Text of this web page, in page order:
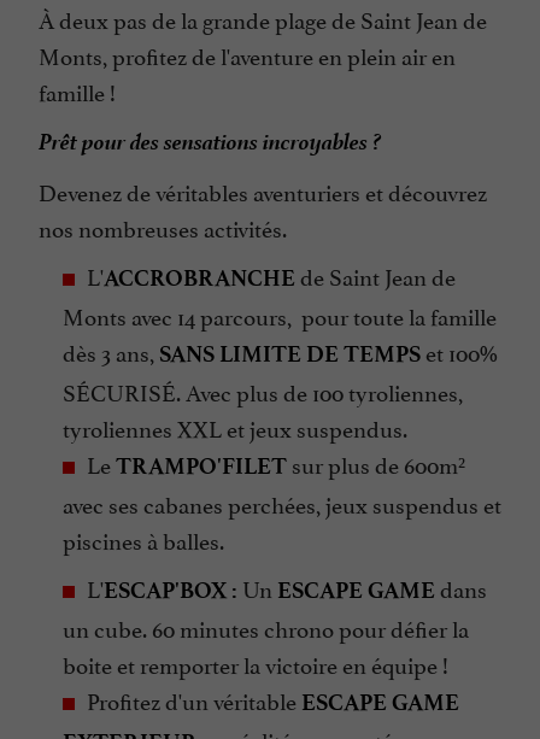
À deux pas de la grande plage de Saint Jean de
Monts, profitez de l'aventure en plein air en
famille !
Prêt pour des sensations incroyables ?
Devenez de véritables aventuriers et découvrez
nos nombreuses activités.
L'ACCROBRANCHE de Saint Jean de
Monts avec 14 parcours, pour toute la famille
dès 3 ans, SANS LIMITE DE TEMPS et 100%
SÉCURISÉ. Avec plus de 100 tyroliennes,
tyroliennes XXL et jeux suspendus.
LeTRAMPO'FILET sur plus de 600m²
avec ses cabanes perchées, jeux suspendus et
piscines à balles.
L'ESCAP'BOX : Un ESCAPE GAME dans
un cube. 60 minutes chrono pour défier la
boite et remporter la victoire en équipe !
Profitez d'un véritable ESCAPE GAME